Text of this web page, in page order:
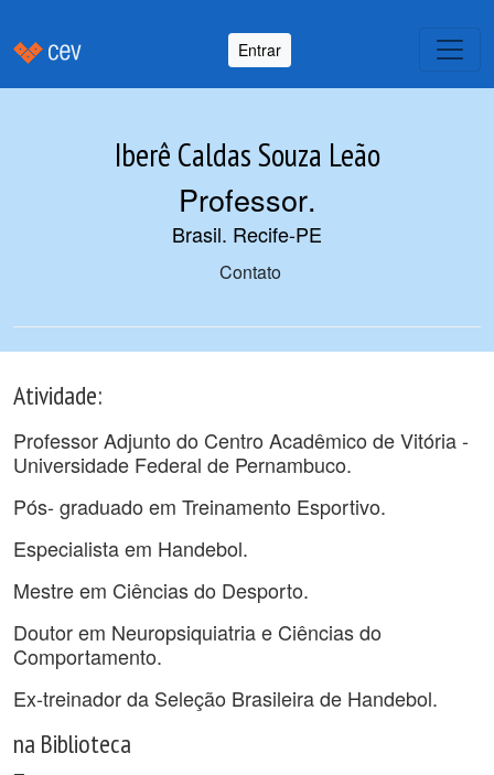
Entrar
Iberê Caldas Souza Leão
Professor.
Brasil. Recife-PE
Contato
Atividade:
Professor Adjunto do Centro Acadêmico de Vitória -
Universidade Federal de Pernambuco.
Pós- graduado em Treinamento Esportivo.
Especialista em Handebol.
Mestre em Ciências do Desporto.
Doutor em Neuropsiquiatria e Ciências do
Comportamento.
Ex-treinador da Seleção Brasileira de Handebol.
na Biblioteca